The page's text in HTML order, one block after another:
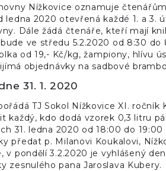
Nížkovice oznamuje
ledna 2020 otevřená každé 1. a 3.
Dále žádá čtenáře, kteří mají
ve středu 5.2.2020 od 8:30
od 19,- Kč/kg, žampiony, hlívu
objednávky na sadbové
31. 1. 2020
TJ Sokol Nížkovice XI.
každý, kdo dodá vzorek 0,3 litru
31. ledna 2020 od 18:00 do
předat p. Milanovi Koukalovi,
v pondělí 3.2.2020 je vyhlášený
zesnulého pana Jaroslava Kubery.